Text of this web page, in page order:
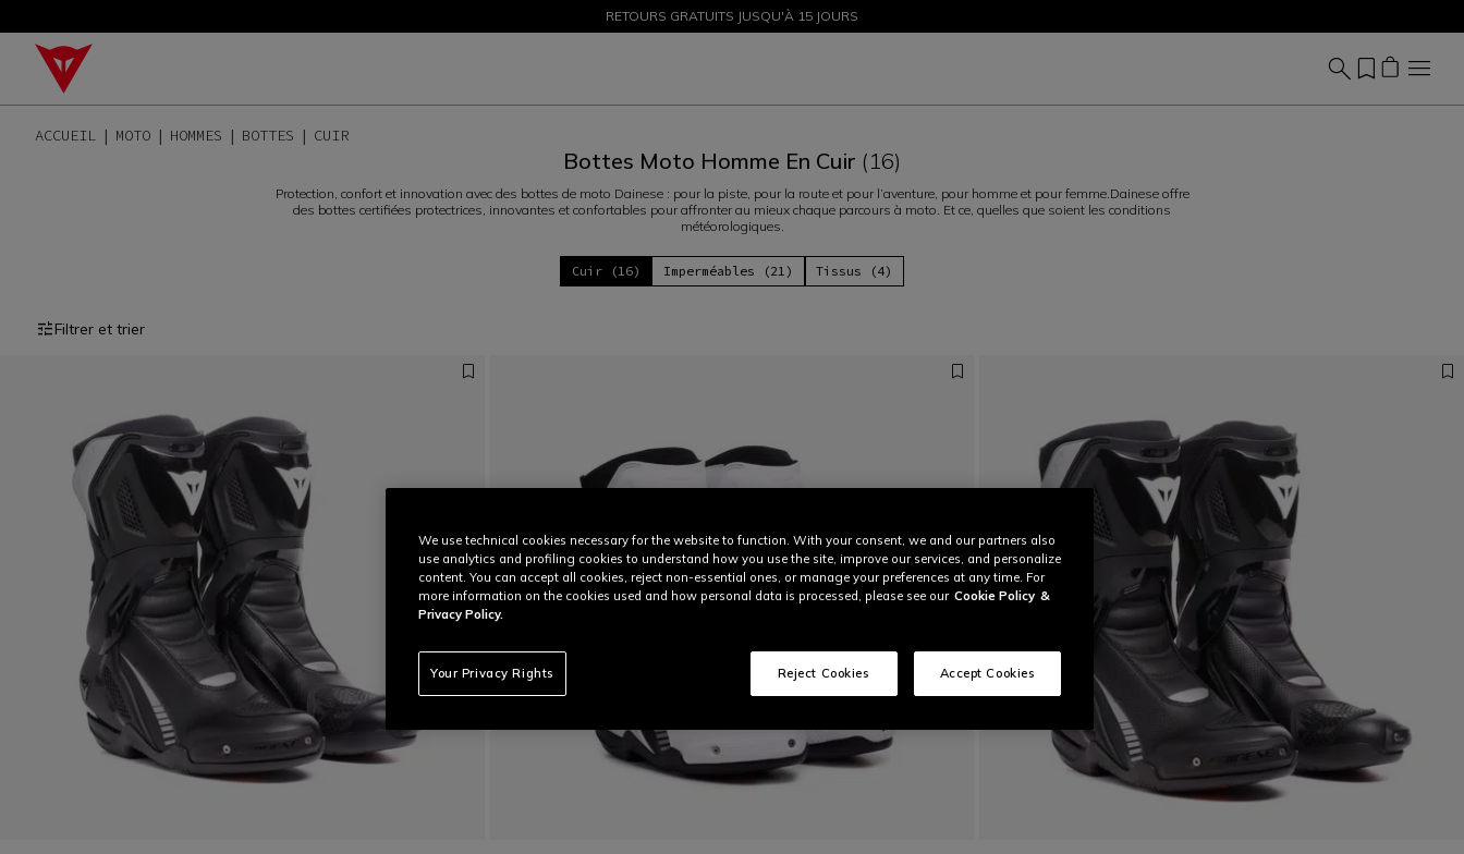
PROMOTIONS JUSQU'À-50 % – ACHETEZ MAINTENANT
RETOURS GRATUITS JUSQU'À 15 JOURS
ACCUEIL MOTO HOMMES BOTTES CUIR
Bottes Moto Homme En Cuir (16)
Protection, confort et innovation avec des bottes de moto Dainese : pour la piste, pour la route et pour l’aventure, pour homme et pour femme.Dainese offre
des bottes certifiées protectrices, innovantes et confortables pour affronter au mieux chaque parcours à moto. Et ce, quelles que soient les conditions
météorologiques.
Cuir (16) Imperméables (21) Tissus (4)
Filtrer et trier
We use technical cookies necessary for the website to function. With your consent, we and our partners also
use analytics and profiling cookies to understand how you use the site, improve our services, and personalize
content. You can accept all cookies, reject non-essential ones, or manage your preferences at any time. For
more information on the cookies used and how personal data is processed, please see our Cookie Policy &
Privacy Policy.
Your Privacy Rights Reject Cookies Accept Cookies